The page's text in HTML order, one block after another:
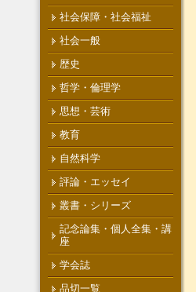
社会保障・社会福祉
社会一般
歴史
哲学・倫理学
思想・芸術
教育
自然科学
評論・エッセイ
叢書・シリーズ
記念論集・個人全集・講
座
学会誌
品切一覧